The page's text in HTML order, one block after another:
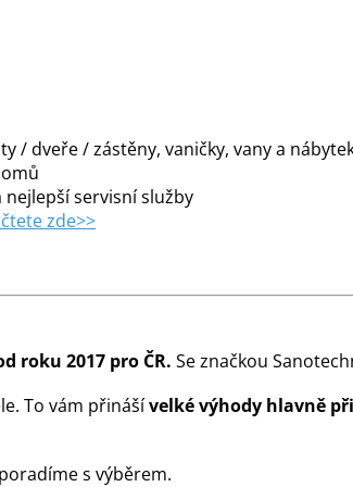
/ dveře / zástěny, vaničky, vany a
nejlepší servisní služby
zde>>
roku 2017 pro ČR. Se značkou
To vám přinášívelké výhody hlavně
s výběrem.